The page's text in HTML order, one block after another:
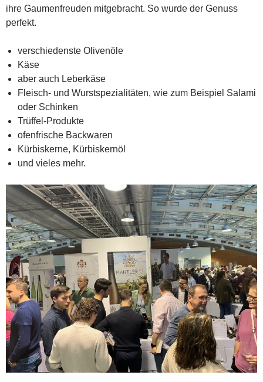
ihre Gaumenfreuden mitgebracht. So wurde der Genuss
perfekt.
verschiedenste Olivenöle
Käse
aber auch Leberkäse
Fleisch- und Wurstspezialitäten, wie zum Beispiel Salami
oder Schinken
Trüffel-Produkte
ofenfrische Backwaren
Kürbiskerne, Kürbiskernöl
und vieles mehr.